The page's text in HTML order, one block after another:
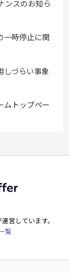
ンスのお知ら
一時停止に関
しづらい事象
ムトップペー
営しています。
覧